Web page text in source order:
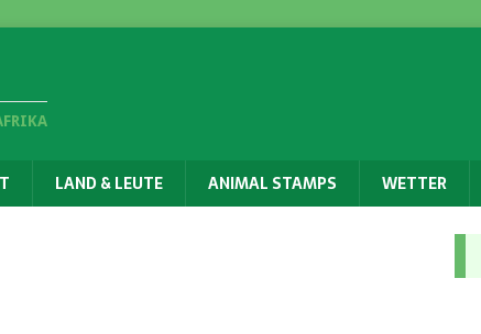
LAND & LEUTE ANIMAL STAMPS WETTER